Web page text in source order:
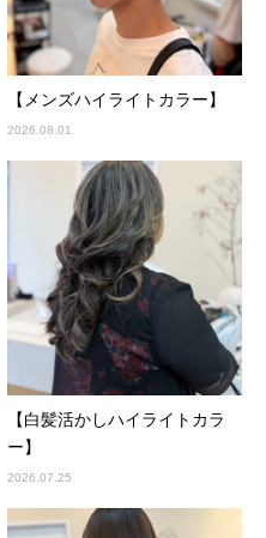
【メンズハイライトカラー】
2026.08.01
【白髪活かしハイライトカラ
ー】
2026.07.25